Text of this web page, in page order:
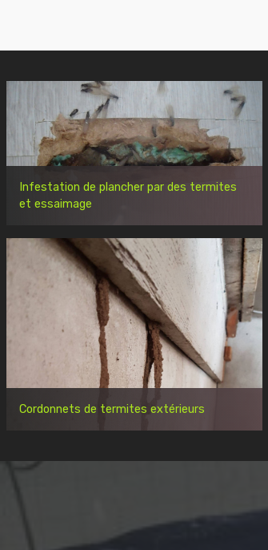
Infestation de plancher par des termites
et essaimage
Cordonnets de termites extérieurs